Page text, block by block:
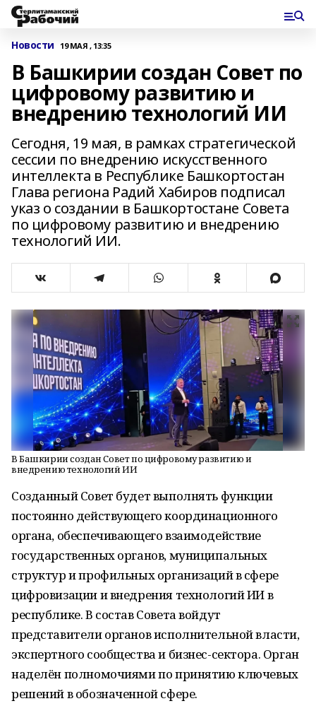
Новости 19 МАЯ , 13:35
В Башкирии создан Совет по
цифровому развитию и
внедрению технологий ИИ
Сегодня, 19 мая, в рамках стратегической
сессии по внедрению искусственного
интеллекта в Республике Башкортостан
Глава региона Радий Хабиров подписал
указ о создании в Башкортостане Совета
по цифровому развитию и внедрению
технологий ИИ.
В Башкирии создан Совет по цифровому развитию и
внедрению технологий ИИ
Созданный Совет будет выполнять функции
постоянно действующего координационного
органа, обеспечивающего взаимодействие
государственных органов, муниципальных
структур и профильных организаций в сфере
цифровизации и внедрения технологий ИИ в
республике. В состав Совета войдут
представители органов исполнительной власти,
экспертного сообщества и бизнес-сектора. Орган
наделён полномочиями по принятию ключевых
решений в обозначенной сфере.